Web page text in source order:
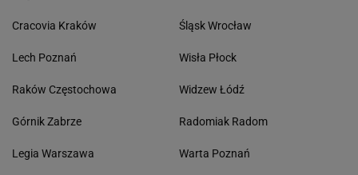
Cracovia Kraków
Lech Poznań
Raków Częstochowa
Górnik Zabrze
Legia Warszawa
Śląsk Wrocław
Wisła Płock
Widzew Łódź
Radomiak Radom
Warta Poznań